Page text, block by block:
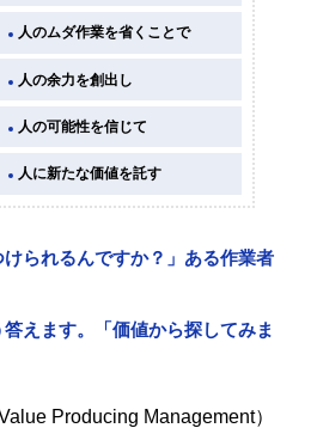
人のムダ作業を省くことで
人の余力を創出し
人の可能性を信じて
人に新たな価値を託す
けられるんですか？」ある作業者
えます。「価値から探してみま
Producing Management）